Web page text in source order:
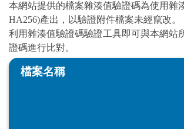
本網站提供的檔案雜湊值驗證碼為使用雜
HA256)產出，以驗證附件檔案未經竄改。
利用雜湊值驗證碼驗證工具即可與本網站
證碼進行比對。
檔案名稱